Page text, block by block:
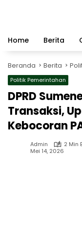
Home
Berita
Beranda Berita
Politik Pemerintahan
DPRD
Transaksi,
Kebocoran
Admin
2 Min
Mei 14, 2026